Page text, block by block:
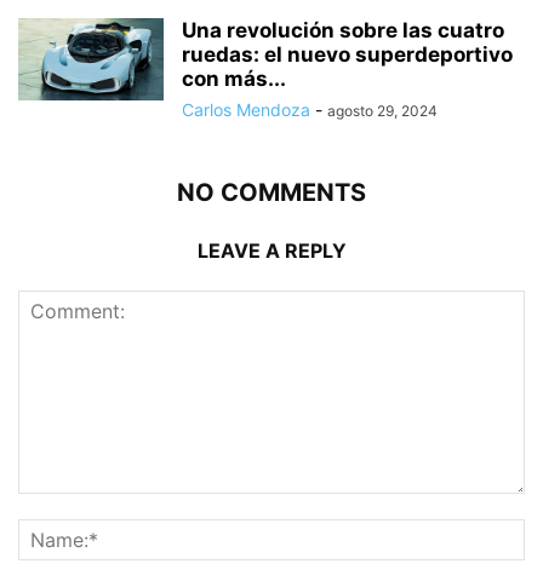
Una revolución sobre las cuatro
ruedas: el nuevo superdeportivo
con más...
Carlos Mendoza - agosto 29, 2024
NO COMMENTS
LEAVE A REPLY